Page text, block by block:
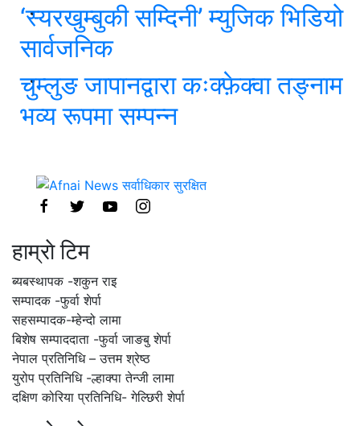
‘स्यरखुम्बुकी सम्दिनी’ म्युजिक भिडियो
सार्वजनिक
चुम्लुङ जापानद्वारा कःक्फ़ेक्वा तङ्नाम
भव्य रूपमा सम्पन्न
हाम्राे टिम
ब्यबस्थापक -शकुन राइ
सम्पादक -फुर्वा शेर्पा
सहसम्पादक-म्हेन्दो लामा
‍बिशेष सम्पाददाता -फुर्वा जा‌ङबु शेर्पा
नेपाल प्रतिनिधि – उत्तम श्रेष्ठ
युरोप प्रतिनिधि -ल्हाक्पा तेन्जी लामा
दक्षिण कोरिया प्रतिनिधि- गेल्छिरी शेर्पा